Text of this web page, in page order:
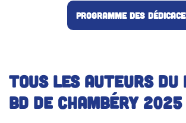
Programme des
Tous les auteurs
BD de Chambéry 2025